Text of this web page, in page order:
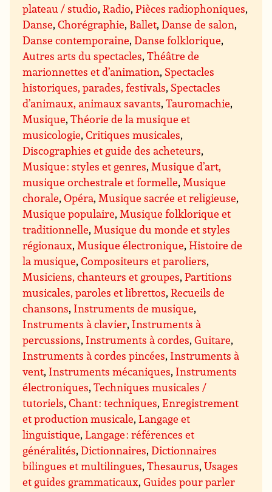
plateau / studio,Radio,Pièces radiophoniques,
Danse,Chorégraphie, Ballet,Danse de salon,
Danse contemporaine,Danse folklorique,
Autres arts du spectacles,Théâtre de
marionnettes et d’animation, Spectacles
historiques, parades, festivals, Spectacles
d’animaux, animaux savants,Tauromachie,
Musique,Théorie de la musique et
musicologie,Critiques musicales,
Discographies et guide des acheteurs,
Musique : styles et genres,Musique d’art,
musique orchestrale et formelle,Musique
chorale,Opéra,Musique sacrée et religieuse,
Musique populaire,Musique folklorique et
traditionnelle,Musique du monde et styles
régionaux,Musique électronique,Histoire de
la musique,Compositeurs et paroliers,
Musiciens, chanteurs et groupes,Partitions
musicales, paroles et librettos,Recueils de
chansons, Instruments de musique,
Instruments à clavier, Instruments à
percussions, Instruments à cordes,Guitare,
Instruments à cordes pincées, Instruments à
vent, Instruments mécaniques, Instruments
électroniques,Techniques musicales /
tutoriels,Chant : techniques,Enregistrement
et production musicale,Langage et
linguistique,Langage : références et
généralités,Dictionnaires,Dictionnaires
bilingues et multilingues,Thesaurus,Usages
et guides grammaticaux,Guides pour parler